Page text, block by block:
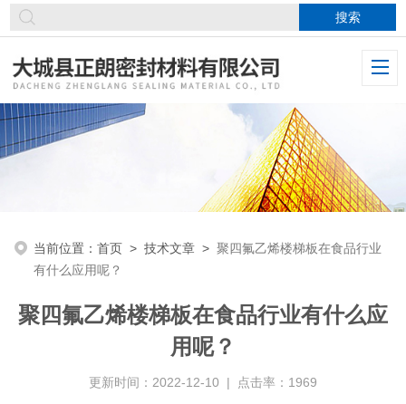
当前位置：首页 >技术文章 >聚四氟乙烯楼梯板在食品行业
有什么应用呢？
聚四氟乙烯楼梯板在食品行业有什么应
用呢？
更新时间：2022-12-10 | 点击率：1969